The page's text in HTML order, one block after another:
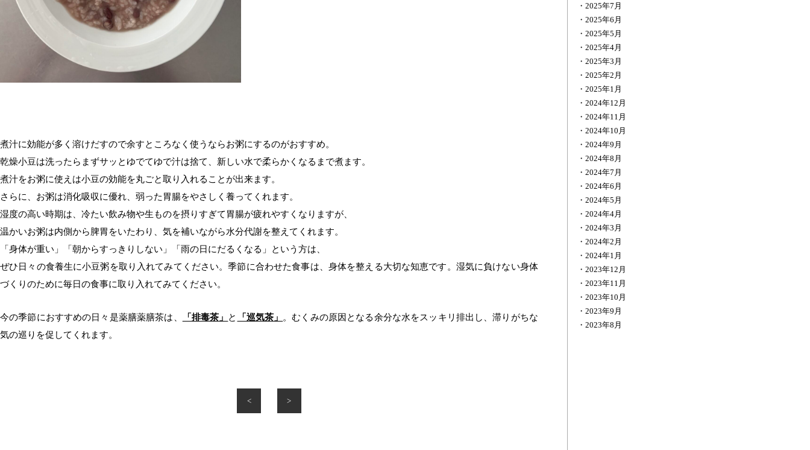
煮汁に効能が多く溶けだすので余すところなく使うならお粥にするのがおすすめ。
乾燥小豆は洗ったらまずサッとゆでてゆで汁は捨て、新しい水で柔らかくなるまで煮ます。
煮汁をお粥に使えは小豆の効能を丸ごと取り入れることが出来ます。
さらに、お粥は消化吸収に優れ、弱った胃腸をやさしく養ってくれます。
湿度の高い時期は、冷たい飲み物や生ものを摂りすぎて胃腸が疲れやすくなりますが、
温かいお粥は内側から脾胃をいたわり、気を補いながら水分代謝を整えてくれます。
「身体が重い」「朝からすっきりしない」「雨の日にだるくなる」という方は、
ぜひ日々の食養生に小豆粥を取り入れてみてください。季節に合わせた食事は、身体を整える大切な知恵です。湿気に負けない身体
づくりのために毎日の食事に取り入れてみてください。
今の季節におすすめの日々是薬膳薬膳茶は、 「排毒茶」 と 「巡気茶」 。むくみの原因となる余分な水をスッキリ排出し、滞りがちな
気の巡りを促してくれます。
< >
2025年7月
2025年6月
2025年5月
2025年4月
2025年3月
2025年2月
2025年1月
2024年12月
2024年11月
2024年10月
2024年9月
2024年8月
2024年7月
2024年6月
2024年5月
2024年4月
2024年3月
2024年2月
2024年1月
2023年12月
2023年11月
2023年10月
2023年9月
2023年8月